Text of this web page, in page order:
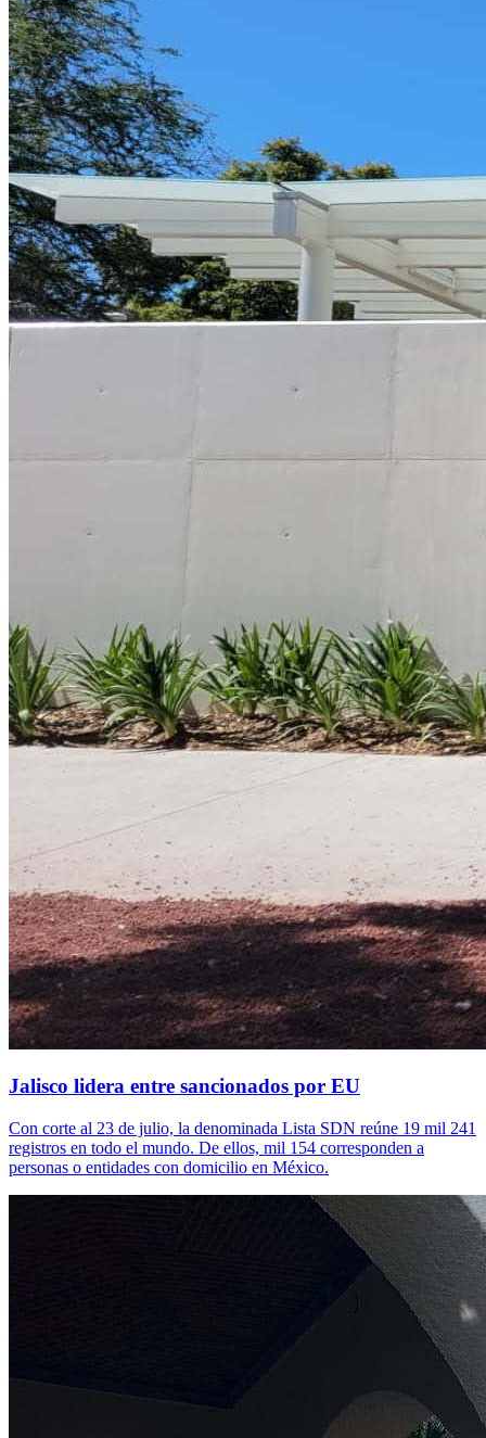
Jalisco lidera entre sancionados por EU
Con corte al 23 de julio, la denominada Lista SDN reúne 19 mil 241
registros en todo el mundo. De ellos, mil 154 corresponden a
personas o entidades con domicilio en México.